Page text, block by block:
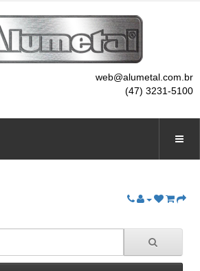
web@alumetal.com.br
(47) 3231-5100